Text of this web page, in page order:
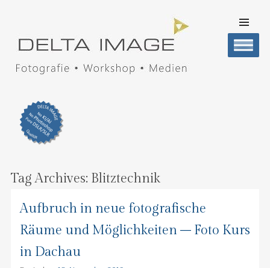
CONTENT
Tag Archives: Blitztechnik
Aufbruch in neue fotografische
Räume und Möglichkeiten – Foto Kurs
in Dachau